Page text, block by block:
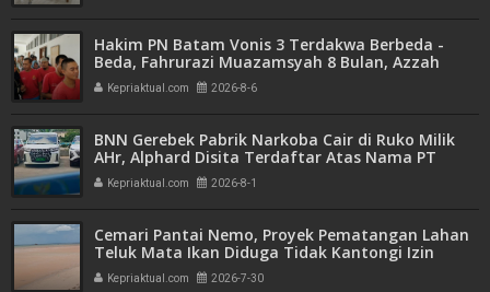
Hakim PN Batam Vonis 3 Terdakwa Berbeda -
Beda, Fahrurazi Muazamsyah 8 Bulan, Azzah
Azzurah dan Risma Divonis 2 Tahun 6 Bulan
Kepriaktual.com 2026-8-6
BNN Gerebek Pabrik Narkoba Cair di Ruko Milik
AHr, Alphard Disita Terdaftar Atas Nama PT
Mitra Usaha Properti
Kepriaktual.com 2026-8-1
Cemari Pantai Nemo, Proyek Pematangan Lahan
Teluk Mata Ikan Diduga Tidak Kantongi Izin
Amdal
Kepriaktual.com 2026-7-30